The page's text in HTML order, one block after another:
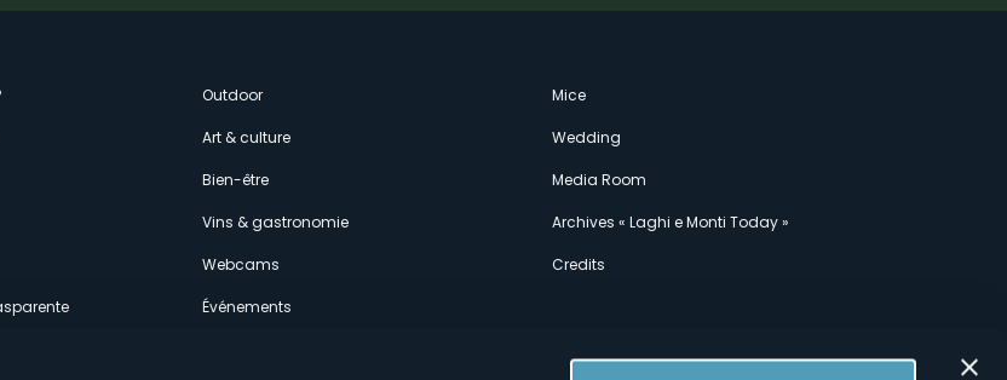
Outdoor
Art & culture
Bien-être
Vins & gastronomie
Webcams
Événements
Mice
Wedding
Media Room
Archives « Laghi e Monti Today »
Credits